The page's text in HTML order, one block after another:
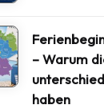
– Warum
haben